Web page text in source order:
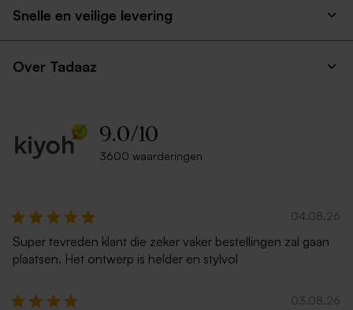
Snelle en veilige levering
Over Tadaaz
9.0/10
3600 waarderingen
04.08.26
Super tevreden klant die zeker vaker bestellingen zal gaan
plaatsen. Het ontwerp is helder en stylvol
03.08.26